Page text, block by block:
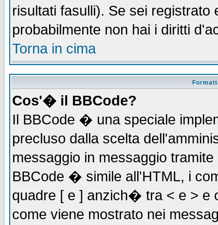
risultati fasulli). Se sei
probabilmente non hai i diritti
Torna in cima
Cos'� il BBCode?
Il BBCode � una speciale
precluso dalla scelta
messaggio in messaggio
BBCode � simile all'HTML, i
quadre [ e ] anzich� tra < e > e
come viene mostrato nei